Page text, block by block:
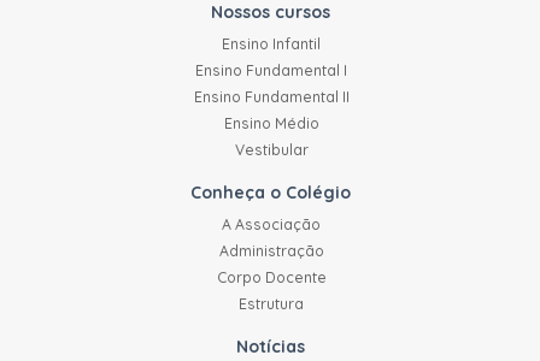
Nossos cursos
Ensino Infantil
Ensino Fundamental I
Ensino Fundamental II
Ensino Médio
Vestibular
Conheça o Colégio
A Associação
Administração
Corpo Docente
Estrutura
Notícias